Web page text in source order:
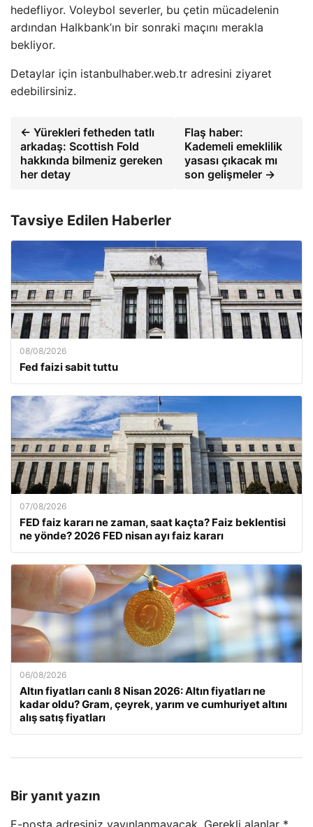
hedefliyor. Voleybol severler, bu çetin mücadelenin
ardından Halkbank’ın bir sonraki maçını merakla
bekliyor.
Detaylar için istanbulhaber.web.tr adresini ziyaret
edebilirsiniz.
← Yürekleri fetheden tatlı
arkadaş: Scottish Fold
hakkında bilmeniz gereken
her detay
Flaş haber:
Kademeli emeklilik
yasası çıkacak mı
son gelişmeler →
Tavsiye Edilen Haberler
08/08/2026
Fed faizi sabit tuttu
07/08/2026
FED faiz kararı ne zaman, saat kaçta? Faiz beklentisi
ne yönde? 2026 FED nisan ayı faiz kararı
06/08/2026
Altın fiyatları canlı 8 Nisan 2026: Altın fiyatları ne
kadar oldu? Gram, çeyrek, yarım ve cumhuriyet altını
alış satış fiyatları
Bir yanıt yazın